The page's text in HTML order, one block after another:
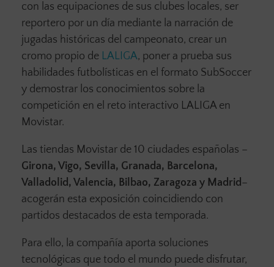
con las equipaciones de sus clubes locales, ser
reportero por un día mediante la narración de
jugadas históricas del campeonato, crear un
cromo propio de LALIGA, poner a prueba sus
habilidades futbolísticas en el formato SubSoccer
y demostrar los conocimientos sobre la
competición en el reto interactivo LALIGA en
Movistar.
Las tiendas Movistar de 10 ciudades españolas –
Girona, Vigo, Sevilla, Granada, Barcelona,
Valladolid, Valencia, Bilbao, Zaragoza y Madrid–
acogerán esta exposición coincidiendo con
partidos destacados de esta temporada.
Para ello, la compañía aporta soluciones
tecnológicas que todo el mundo puede disfrutar,